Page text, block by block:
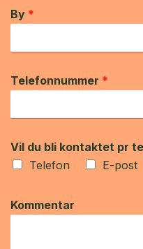
By *
Telefonnummer *
Vil du bli kontaktet pr
Telefon
E-post
Kommentar